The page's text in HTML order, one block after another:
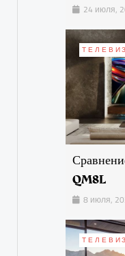
24 июля,
QM8L
8 июля,